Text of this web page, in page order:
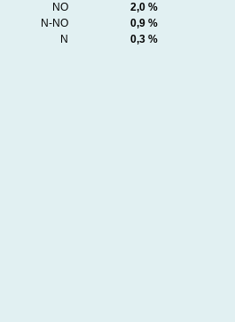
NO
2,0 %
N-NO
0,9 %
N
0,3 %